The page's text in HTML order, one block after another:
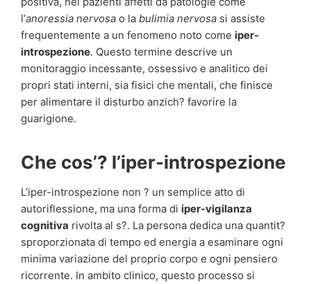
l’anoressia nervosa o la bulimia nervosa si assiste
frequentemente a un fenomeno noto come iper-
introspezione. Questo termine descrive un
monitoraggio incessante, ossessivo e analitico dei
propri stati interni, sia fisici che mentali, che finisce
per alimentare il disturbo anzich? favorire la
guarigione.
Che cos’? l’iper-introspezione
L’iper-introspezione non ? un semplice atto di
autoriflessione, ma una forma di iper-vigilanza
cognitiva rivolta al s?. La persona dedica una quantit?
sproporzionata di tempo ed energia a esaminare ogni
minima variazione del proprio corpo e ogni pensiero
ricorrente. In ambito clinico, questo processo si